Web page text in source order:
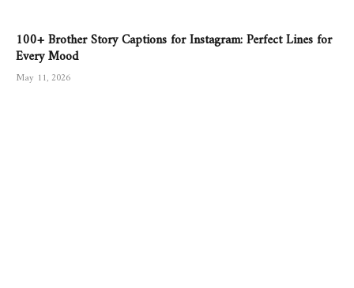
100+ Brother Story Captions for Instagram: Perfect Lines for
Every Mood
May 11, 2026